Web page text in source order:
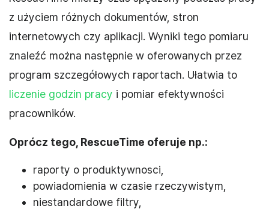
z użyciem różnych dokumentów, stron
internetowych czy aplikacji. Wyniki tego pomiaru
znaleźć można następnie w oferowanych przez
program szczegółowych raportach. Ułatwia to
liczenie godzin pracy i pomiar efektywności
pracowników.
Oprócz tego, RescueTime oferuje np.:
raporty o produktywnosci,
powiadomienia w czasie rzeczywistym,
niestandardowe filtry,